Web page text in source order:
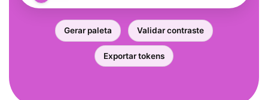
Gerar paleta Validar contraste
Exportar tokens